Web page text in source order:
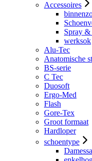
Accessoires
Spray &
werksok
Alu-Tec
Anatomische
BS-serie
C Tec
Duosoft
Ergo-Med
Flash
Gore-Tex
Groot formaat
Hardloper
schoentype